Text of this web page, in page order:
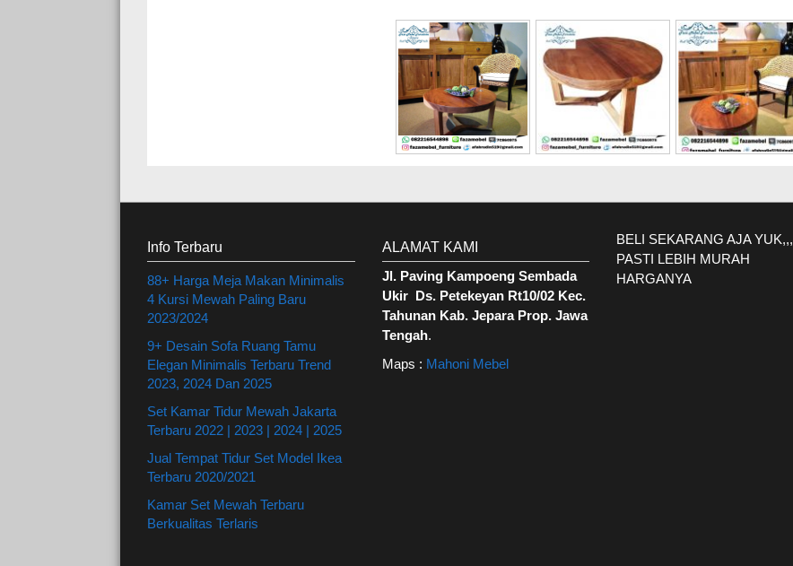
Info Terbaru
88+ Harga Meja Makan Minimalis
4 Kursi Mewah Paling Baru
2023/2024
9+ Desain Sofa Ruang Tamu
Elegan Minimalis Terbaru Trend
2023, 2024 Dan 2025
Set Kamar Tidur Mewah Jakarta
Terbaru 2022 | 2023 | 2024 | 2025
Jual Tempat Tidur Set Model Ikea
Terbaru 2020/2021
Kamar Set Mewah Terbaru
Berkualitas Terlaris
ALAMAT KAMI
Jl. Paving Kampoeng Sembada
Ukir Ds. Petekeyan Rt10/02 Kec.
Tahunan Kab. Jepara Prop. Jawa
Tengah.
Maps : Mahoni Mebel
BELI SEKARANG AJA YUK,,,
PASTI LEBIH MURAH
HARGANYA